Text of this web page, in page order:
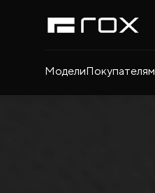
МоделиПокупателям